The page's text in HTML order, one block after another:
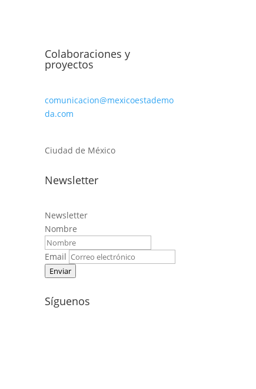
Colaboraciones y
proyectos
comunicacion@mexicoestademo
da.com
Ciudad de México
Newsletter
Newsletter
Nombre
Email
Enviar
Síguenos